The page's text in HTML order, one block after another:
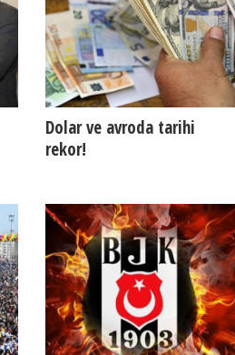
Dolar ve avroda tarihi
rekor!